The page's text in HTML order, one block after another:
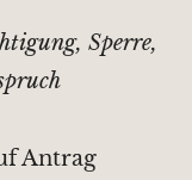
Sperre,
Antrag